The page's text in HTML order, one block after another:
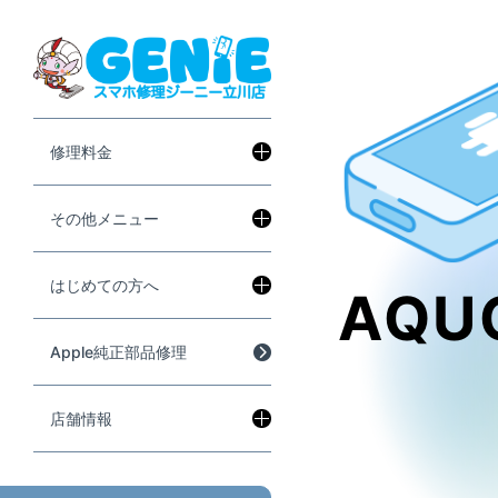
修理料金
その他メニュー
はじめての方へ
Apple純正部品修理
店舗情報